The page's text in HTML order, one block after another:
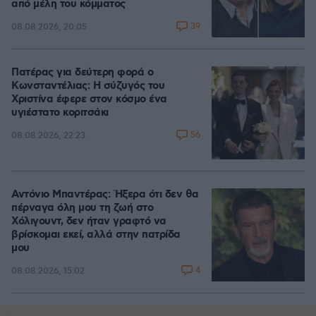
από μέλη του κόμματος
08.08.2026, 20:05 39
Πατέρας για δεύτερη φορά ο
Κωνσταντέλιας: Η σύζυγός του
Χριστίνα έφερε στον κόσμο ένα
υγιέστατο κοριτσάκι
08.08.2026, 22:23 56
Αντόνιο Μπαντέρας: Ήξερα ότι δεν θα
πέρναγα όλη μου τη ζωή στο
Χόλιγουντ, δεν ήταν γραφτό να
βρίσκομαι εκεί, αλλά στην πατρίδα
μου
08.08.2026, 15:02 4